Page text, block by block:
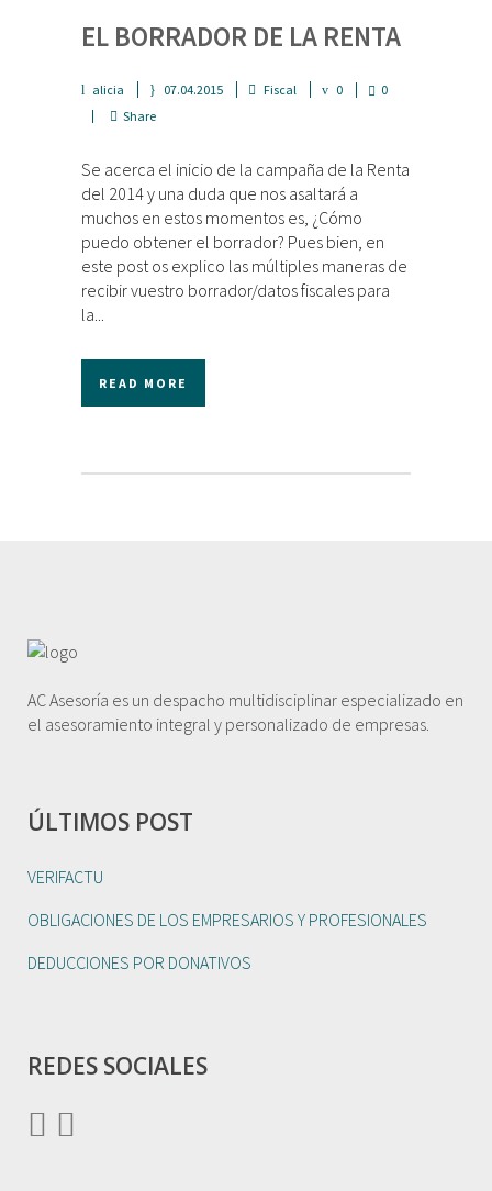
EL BORRADOR DE LA RENTA
alicia 07.04.2015 Fiscal 0
0
Share
Se acerca el inicio de la campaña de la Renta
del 2014 y una duda que nos asaltará a
muchos en estos momentos es, ¿Cómo
puedo obtener el borrador? Pues bien, en
este post os explico las múltiples maneras de
recibir vuestro borrador/datos fiscales para
la...
READ MORE
AC Asesoría es un despacho multidisciplinar especializado en
el asesoramiento integral y personalizado de empresas.
ÚLTIMOS POST
VERIFACTU
OBLIGACIONES DE LOS EMPRESARIOS Y PROFESIONALES
DEDUCCIONES POR DONATIVOS
REDES SOCIALES